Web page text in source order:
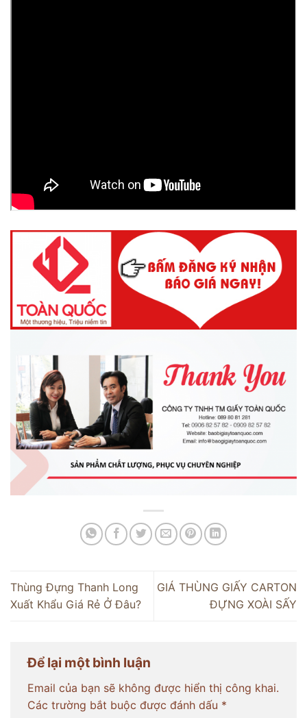
Thùng Đựng Thanh Long
Xuất Khẩu Giá Rẻ Ở Đâu?
GIÁ THÙNG GIẤY CARTON
ĐỰNG XOÀI SẤY
Để lại một bình luận
Email của bạn sẽ không được hiển thị công khai.
Các trường bắt buộc được đánh dấu *